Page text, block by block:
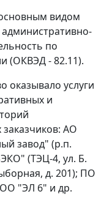
видом
по
(ОКВЭД - 82.11).
оказывало услуги
и
заказчиков: АО
завод" (р.п.
(ТЭЦ-4, ул. Б.
д. 201); ПО
"ЭЛ 6" и др.